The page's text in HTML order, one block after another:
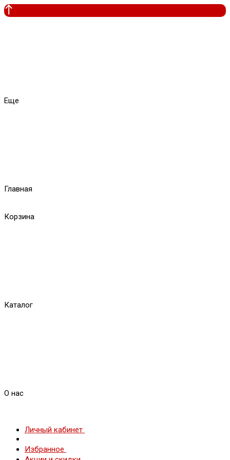
Еще
Главная
Корзина
Каталог
О нас
Личный кабинет
Избранное